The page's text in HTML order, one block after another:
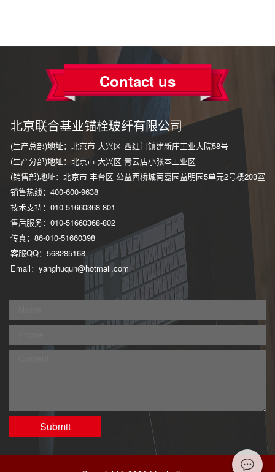
Contact us
北京联合基业锚栓玻纤有限公司
(生产总部)地址：北京市 大兴区 西红门镇建新庄工业大院58号
(生产分部)地址：北京市 大兴区 青云店小张本工业区
(销售部)地址：北京市 丰台区 公益西桥城南嘉园益明园5单元2号楼203室
销售热线：400-600-9638
技术支持：010-51660368-801
售后服务：010-51660368-802
传真：86-010-51660398
客服QQ：568285168
Email：yanghuqun@hotmail.com